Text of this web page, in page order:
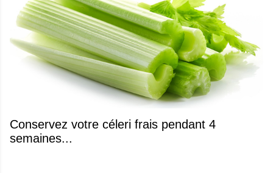
Conservez votre céleri frais pendant 4
semaines...